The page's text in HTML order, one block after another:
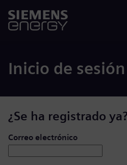
Inicio de sesión
¿Se ha registrado
Iniciar de sesión: usuario y
Correo electrónico